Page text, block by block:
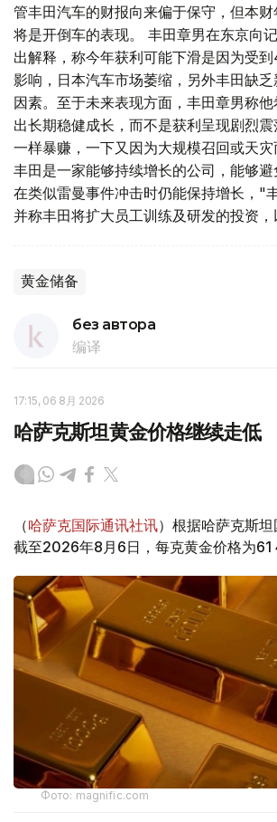
管丰田汽车的财报向来偏于保守，但本财
将是开倒车的表现。 丰田章男在东京向
出解释，称今年获利可能下滑是因为受
影响，日本汽车市场萎缩，另外丰田缺
因素。至于未来表现方面，丰田章男称
出长期稳健成长，而不是获利呈现剧烈
一样暴赚，一下又因为大规模召回或天
丰田是一家能够持续增长的公司，能够
在类似雷曼事件冲击时仍能保持增长，"
并称丰田将扩大员工训练及研发的投资，
黄金储备
без автора
编译
17:15, 06 8月 2026
哈萨克斯坦黄金价格继续走低
（哈萨克国际通讯社讯）根据哈萨克斯坦
截至2026年8月6日，每克黄金价格为61
Фото: magnific.com